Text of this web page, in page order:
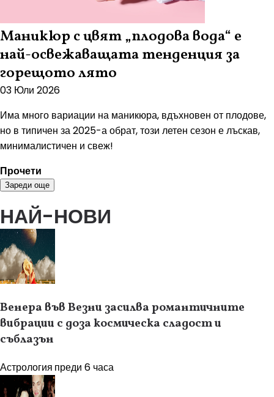
Маникюр с цвят „плодова вода“ е
най-освежаващата тенденция за
горещото лято
03 Юли 2026
Има много вариации на маникюра, вдъхновен от плодове,
но в типичен за 2025-а обрат, този летен сезон е лъскав,
минималистичен и свеж!
Прочети
Зареди още
НАЙ-НОВИ
Венера във Везни засилва романтичните
вибрации с доза космическа сладост и
съблазън
Астрология преди 6 часа